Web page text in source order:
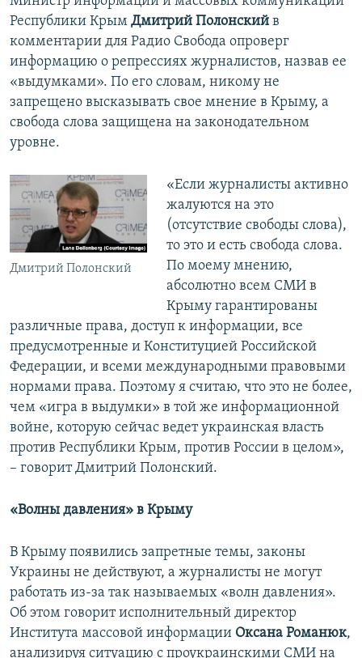
Республики Крым Дмитрий Полонский в
комментарии для Радио Свобода опроверг
информацию о репрессиях журналистов, назвав ее
«выдумками». По его словам, никому не
запрещено высказывать свое мнение в Крыму, а
свобода слова защищена на законодательном
уровне.
Дмитрий Полонский
«Если журналисты активно
жалуются на это
(отсутствие свободы слова),
то это и есть свобода слова.
По моему мнению,
абсолютно всем СМИ в
Крыму гарантированы
различные права, доступ к информации, все
предусмотренные и Конституцией Российской
Федерации, и всеми международными правовыми
нормами права. Поэтому я считаю, что это не более,
чем «игра в выдумки» в той же информационной
войне, которую сейчас ведет украинская власть
против Республики Крым, против России в целом»,
– говорит Дмитрий Полонский.
«Волны давления» в Крыму
В Крыму появились запретные темы, законы
Украины не действуют, а журналисты не могут
работать из-за так называемых «волн давления».
Об этом говорит исполнительный директор
Института массовой информации Оксана Романюк,
анализируя ситуацию с проукраинскими СМИ на